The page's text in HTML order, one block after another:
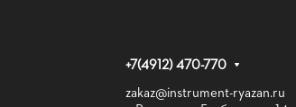
+7(4912) 470-770
zakaz@instrument-ryazan.ru